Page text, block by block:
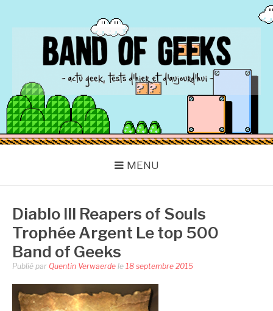
BAND OF GEEKS
Actu Geek d'hier et d'aujourd'hui
MENU
Diablo III Reapers of Souls
Trophée Argent Le top 500
Band of Geeks
Publié par Quentin Verwaerde le 18 septembre 2015